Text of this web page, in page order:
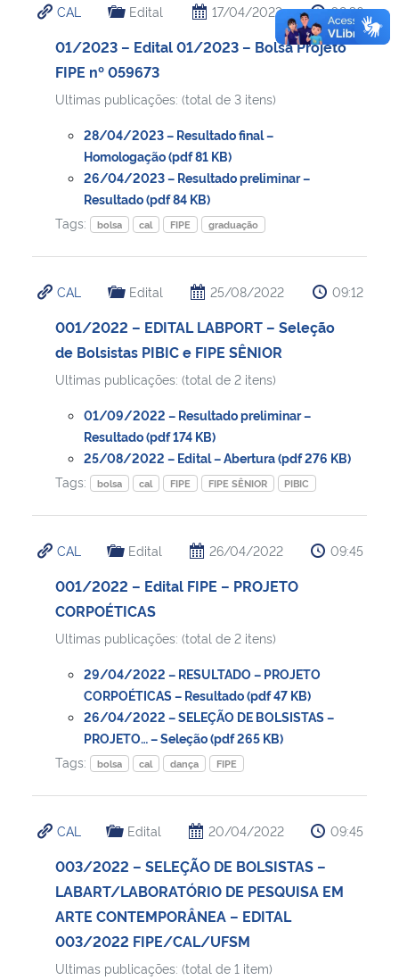
CAL Edital 17/04/2023 09:36
01/2023 – Edital 01/2023 – Bolsa Projeto
FIPE nº 059673
Ultimas publicações: (total de 3 itens)
28/04/2023 – Resultado final –
Homologação (pdf 81 KB)
26/04/2023 – Resultado preliminar –
Resultado (pdf 84 KB)
Tags:
bolsa cal FIPE graduação
CAL Edital 25/08/2022 09:12
001/2022 – EDITAL LABPORT – Seleção
de Bolsistas PIBIC e FIPE SÊNIOR
Ultimas publicações: (total de 2 itens)
01/09/2022 – Resultado preliminar –
Resultado (pdf 174 KB)
25/08/2022 – Edital – Abertura (pdf 276 KB)
Tags:
bolsa cal FIPE FIPE SÊNIOR PIBIC
CAL Edital 26/04/2022 09:45
001/2022 – Edital FIPE – PROJETO
CORPOÉTICAS
Ultimas publicações: (total de 2 itens)
29/04/2022 – RESULTADO – PROJETO
CORPOÉTICAS – Resultado (pdf 47 KB)
26/04/2022 – SELEÇÃO DE BOLSISTAS –
PROJETO… – Seleção (pdf 265 KB)
Tags:
bolsa cal dança FIPE
CAL Edital 20/04/2022 09:45
003/2022 – SELEÇÃO DE BOLSISTAS –
LABART/LABORATÓRIO DE PESQUISA EM
ARTE CONTEMPORÂNEA – EDITAL
003/2022 FIPE/CAL/UFSM
Ultimas publicações: (total de 1 item)